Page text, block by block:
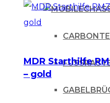
MDR Starthilfe
– gold